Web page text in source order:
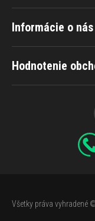
Informácie o nás
Hodnotenie
Všetky práva vyhradené